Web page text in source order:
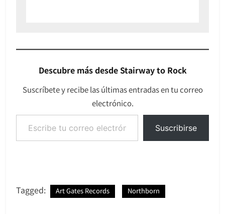
Descubre más desde Stairway to Rock
Suscríbete y recibe las últimas entradas en tu correo
electrónico.
Escribe tu correo electrónico…
Suscribirse
Tagged: Art Gates Records Northborn